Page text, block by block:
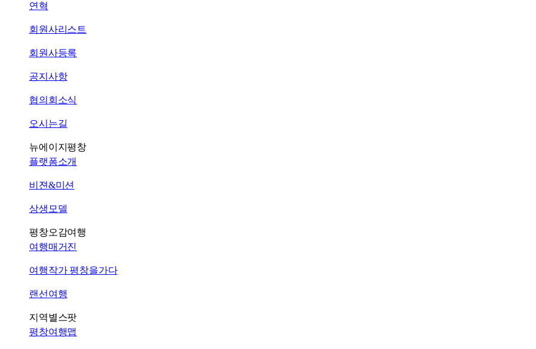
연혁
회원사리스트
회원사등록
공지사항
협의회소식
오시는길
뉴에이지평창
플랫폼소개
비젼&미션
상생모델
평창오감여행
여행매거진
여행작가 평창을가다
랜선여행
지역별스팟
평창여행맵